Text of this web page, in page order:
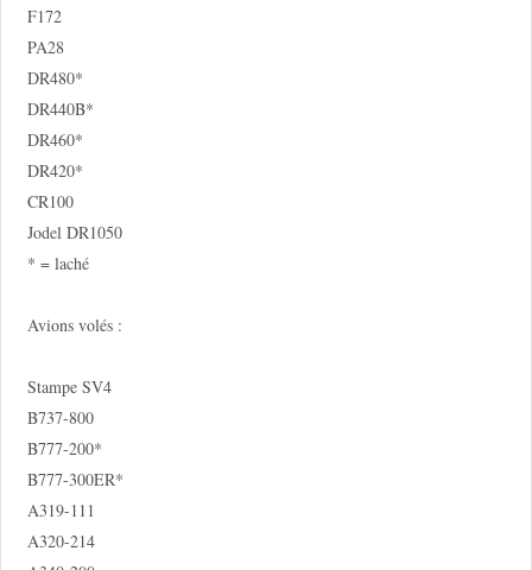
F172
PA28
DR480*
DR440B*
DR460*
DR420*
CR100
Jodel DR1050
* = laché
Avions volés :
Stampe SV4
B737-800
B777-200*
B777-300ER*
A319-111
A320-214